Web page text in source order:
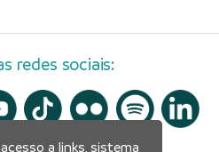
redes sociais:
a links, sistema